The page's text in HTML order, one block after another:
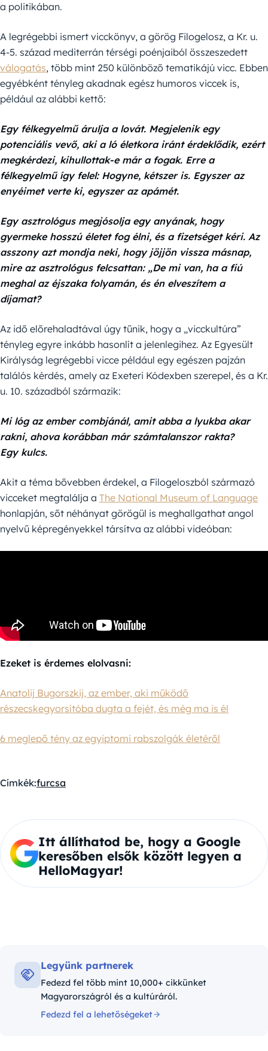
a politikában.
A legrégebbi ismert vicckönyv, a görög Filogelosz, a Kr. u.
4-5. század mediterrán térségi poénjaiból összeszedett
válogatás, több mint 250 különböző tematikájú vicc. Ebben
egyébként tényleg akadnak egész humoros viccek is,
például az alábbi kettő:
Egy félkegyelmű árulja a lovát. Megjelenik egy
potenciális vevő, aki a ló életkora iránt érdeklődik, ezért
megkérdezi, kihullottak-e már a fogak. Erre a
félkegyelmű így felel: Hogyne, kétszer is. Egyszer az
enyéimet verte ki, egyszer az apámét.
Egy asztrológus megjósolja egy anyának, hogy
gyermeke hosszú életet fog élni, és a fizetséget kéri. Az
asszony azt mondja neki, hogy jöjjön vissza másnap,
mire az asztrológus felcsattan: „De mi van, ha a fiú
meghal az éjszaka folyamán, és én elveszítem a
díjamat?
Az idő előrehaladtával úgy tűnik, hogy a „vicckultúra”
tényleg egyre inkább hasonlít a jelenlegihez. Az Egyesült
Királyság legrégebbi vicce például egy egészen pajzán
találós kérdés, amely az Exeteri Kódexben szerepel, és a Kr.
u. 10. századból származik:
Mi lóg az ember combjánál, amit abba a lyukba akar
rakni, ahova korábban már számtalanszor rakta?
Egy kulcs.
Akit a téma bővebben érdekel, a Filogeloszból származó
vicceket megtalálja a The National Museum of Language
honlapján, sőt néhányat görögül is meghallgathat angol
nyelvű képregényekkel társítva az alábbi videóban:
Ezeket is érdemes elolvasni:
Anatolij Bugorszkij, az ember, aki működő
részecskegyorsítóba dugta a fejét, és még ma is él
6 meglepő tény az egyiptomi rabszolgák életéről
Címkék:furcsa
Itt állíthatod be, hogy a Google
keresőben elsők között legyen a
HelloMagyar!
Legyünk partnerek
Fedezd fel több mint 10,000+ cikkünket
Magyarországról és a kultúráról.
Fedezd fel a lehetőségeket